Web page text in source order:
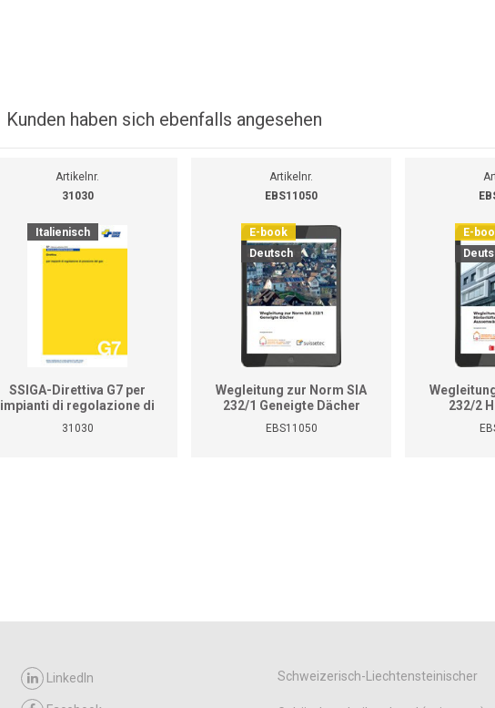
Kunden haben sich ebenfalls angesehen
Artikelnr.
31030
Italienisch
SSIGA-Direttiva G7 per
impianti di regolazione di
pressione del gas
31030
Artikelnr.
EBS11050
E-book
Deutsch
Wegleitung zur Norm SIA
232/1 Geneigte Dächer
EBS11050
E-
232/2
LinkedIn Schweizerisch-Liechtensteinischer